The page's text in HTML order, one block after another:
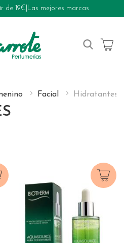
de 19€ Las mejores marcas
My Cart
Facial Hidratantes